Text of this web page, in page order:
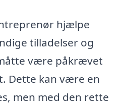
hjælpe
tilladelser og
være påkrævet
Dette kan være en
men med den rette